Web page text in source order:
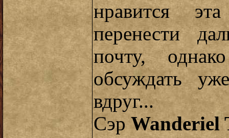
нравится
перенести
почту,
обсуждать
вдруг...
СэрWanderiel